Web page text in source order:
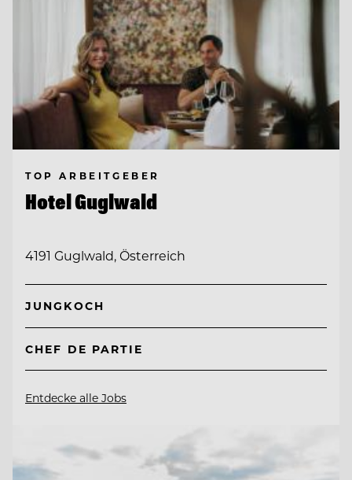
TOP ARBEITGEBER
Hotel Guglwald
4191 Guglwald, Österreich
JUNGKOCH
CHEF DE PARTIE
Entdecke alle Jobs